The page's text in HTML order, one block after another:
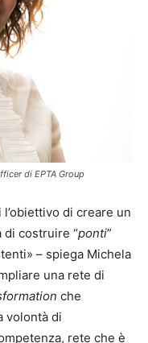
di EPTA Group
di creare un
di costruire “ponti”
– spiega Michela
una rete di
che
volontà di
rete che è